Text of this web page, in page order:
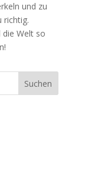
und zu
richtig.
die Welt so